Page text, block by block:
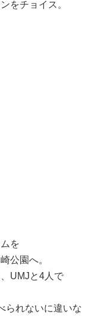
をチョイス。
を
公園へ。
UMJと4人で
られないに違いな